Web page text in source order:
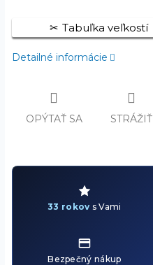
Tabuľka veľkostí
Detailné informácie
OPÝTAŤ SA STRÁŽIŤ
33 rokov s Vami
Bezpečný nákup